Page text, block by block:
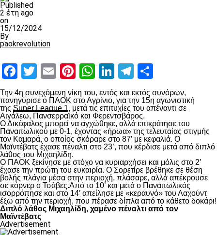
Published
2 έτη ago
on
15/12/2024
By
paokrevolution
Facebook
Twitter
EmailPinterest
WhatsApp
LinkedIn
Telegram
Την 4η συνεχόμενη νίκη του, εντός και εκτός συνόρων,
πανηγύρισε ο ΠΑΟΚ στο Αγρίνιο, για την 15η αγωνιστική
της Super League 1, μετά τις επιτυχίες του απέναντι σε
Αιγάλεω, Πανσερραϊκό και Φερεντσβάρος.
Ο Δικέφαλος μπορεί να αγχώθηκε, αλλά επικράτησε του
Παναιτωλικού με 0-1, έχοντας «ήρωα» της τελευταίας στιγμής
τον Καμαρά, ο οποίος σκόραρε στο 87’ με κεφαλιά. Ο
Μαϊντέβατς έχασε πέναλτι στο 23’, που κέρδισε μετά από διπλό
λάθος του Μιχαηλίδη.
Ο ΠΑΟΚ ξεκίνησε με στόχο να κυριαρχήσει και μόλις στο 2′
έχασε την πρώτη του ευκαιρία. Ο Σορετίρε βρέθηκε σε θέση
βολής πλάγια μέσα στην περιοχή, πλάσαρε, αλλά απέκρουσε
σε κόρνερ ο Τσάβες.Από το 10’ και μετά ο Παναιτωλικός
ισορρόπησε και στο 14′ απείλησε με «κεραυνό» του Λαχούντ
έξω από την περιοχή, που πέρασε δίπλα από το κάθετο δοκάρι!
Διπλό λάθος Μιχαηλίδη, χαμένο πέναλτι από τον
Μαϊντέβατς
Advertisement